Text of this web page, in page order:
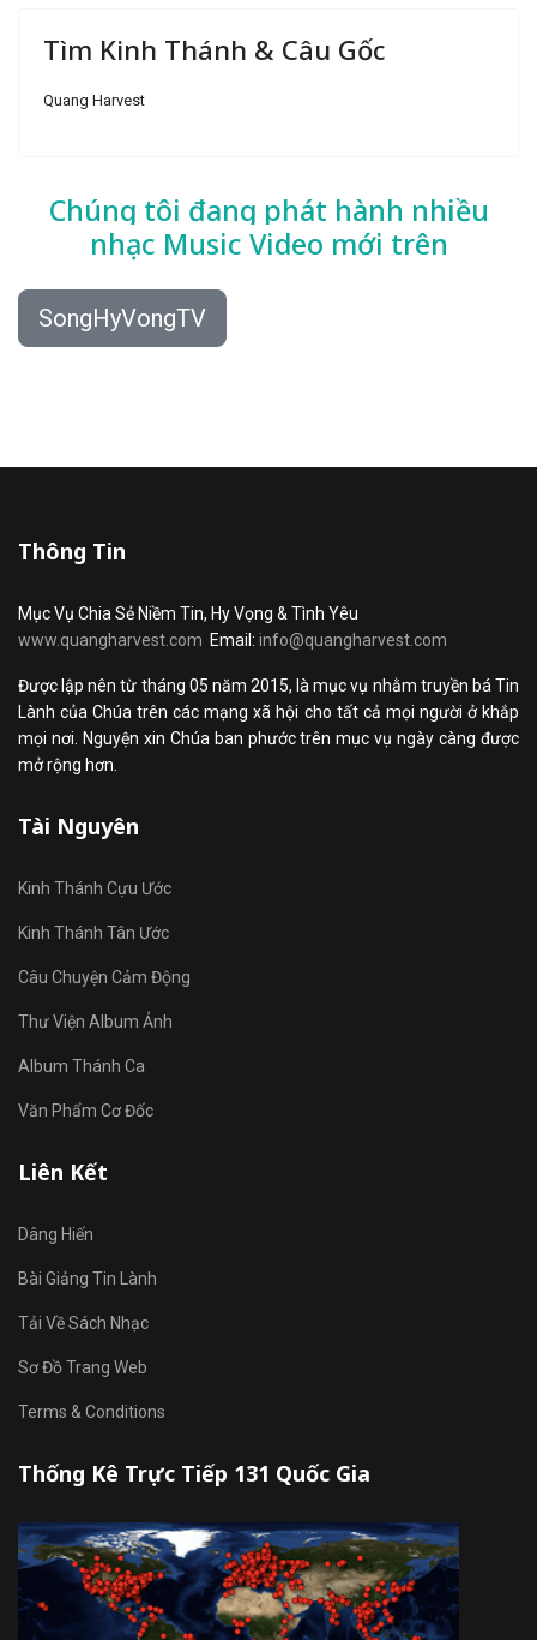
Tìm Kinh Thánh & Câu Gốc
Quang Harvest
Chúng tôi đang phát hành nhiều
nhạc Music Video mới trên
SongHyVongTV
Thông Tin
Mục Vụ Chia Sẻ Niềm Tin, Hy Vọng & Tình Yêu
www.quangharvest.com Email: info@quangharvest.com
Được lập nên từ tháng 05 năm 2015, là mục vụ nhằm truyền bá Tin
Lành của Chúa trên các mạng xã hội cho tất cả mọi người ở khắp
mọi nơi. Nguyện xin Chúa ban phước trên mục vụ ngày càng được
mở rộng hơn.
Tài Nguyên
Kinh Thánh Cựu Ước
Kinh Thánh Tân Ước
Câu Chuyện Cảm Động
Thư Viện Album Ảnh
Album Thánh Ca
Văn Phẩm Cơ Đốc
Liên Kết
Dâng Hiến
Bài Giảng Tin Lành
Tải Về Sách Nhạc
Sơ Đồ Trang Web
Terms & Conditions
Thống Kê Trực Tiếp 131 Quốc Gia